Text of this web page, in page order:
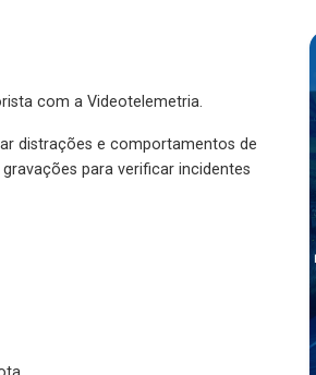
com a Videotelemetria.
distrações e comportamentos de
para verificar incidentes